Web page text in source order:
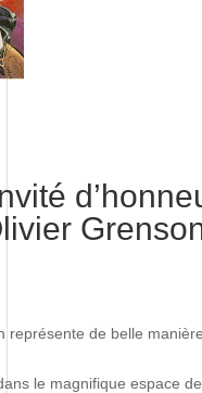
représente de belle
le magnifique espace de